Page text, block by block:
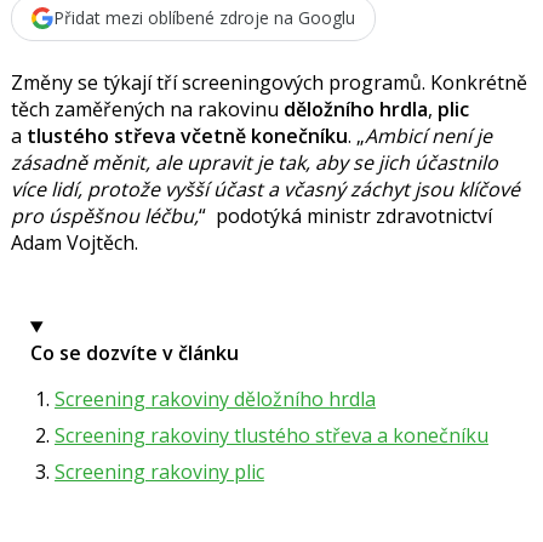
Přidat mezi oblíbené zdroje na Googlu
Změny se týkají tří screeningových programů. Konkrétně
těch zaměřených na rakovinu děložního hrdla, plic
a tlustého střeva včetně konečníku. Ambicí není je
zásadně měnit, ale upravit je tak, aby se jich účastnilo
více lidí, protože vyšší účast a včasný záchyt jsou klíčové
pro úspěšnou léčbu, podotýká ministr zdravotnictví
Adam Vojtěch.
Co se dozvíte v článku
Screening rakoviny děložního hrdla
Screening rakoviny tlustého střeva a konečníku
Screening rakoviny plic